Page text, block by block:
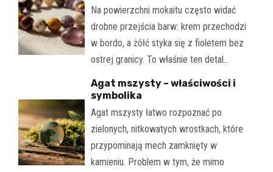
Na powierzchni mokaitu często widać
drobne przejścia barw: krem przechodzi
w bordo, a żółć styka się z fioletem bez
ostrej granicy. To właśnie ten detal…
Agat mszysty – właściwości i
symbolika
Agat mszysty łatwo rozpoznać po
zielonych, nitkowatych wrostkach, które
przypominają mech zamknięty w
kamieniu. Problem w tym, że mimo